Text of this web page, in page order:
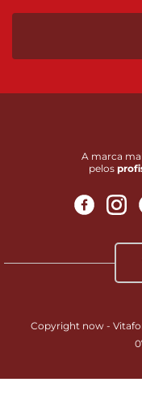
A marca
pelos
Copyright now -